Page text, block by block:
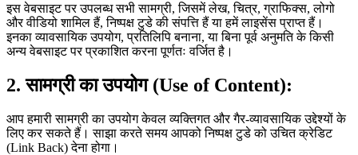
इस वेबसाइट पर उपलब्ध सभी सामग्री, जिसमें लेख, चित्र, ग्राफिक्स, लोगो
और वीडियो शामिल हैं, निष्पक्ष टुडे की संपत्ति हैं या हमें लाइसेंस प्राप्त हैं।
इनका व्यावसायिक उपयोग, प्रतिलिपि बनाना, या बिना पूर्व अनुमति के किसी
अन्य वेबसाइट पर प्रकाशित करना पूर्णतः वर्जित है।
2. सामग्री का उपयोग (Use of Content):
आप हमारी सामग्री का उपयोग केवल व्यक्तिगत और गैर-व्यावसायिक उद्देश्यों के
लिए कर सकते हैं। साझा करते समय आपको निष्पक्ष टुडे को उचित क्रेडिट
(Link Back) देना होगा।